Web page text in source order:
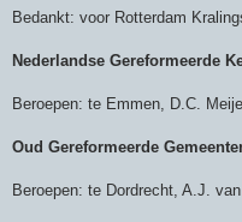
Bedankt: voor Rotterdam
Nederlandse Gereformeerde
Beroepen: te Emmen, D.C.
Oud Gereformeerde
Beroepen: te Dordrecht, A.J.